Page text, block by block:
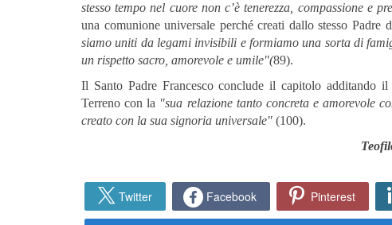
stesso tempo nel cuore non c’è tenerezza, compassione e
una comunione universale perché creati dallo stesso Padre
siamo uniti da legami invisibili e formiamo una sorta di
un rispetto sacro, amorevole e umile"(89).
Il Santo Padre Francesco conclude il capitolo additando
Terreno con la "sua relazione tanto concreta e amorevole
creato con la sua signoria universale" (100).
Twitter Facebook Pinterest